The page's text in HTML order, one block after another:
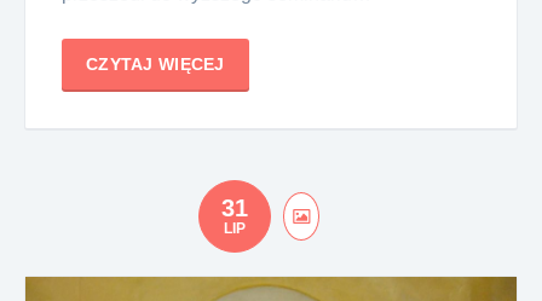
CZYTAJ WIĘCEJ
31
LIP